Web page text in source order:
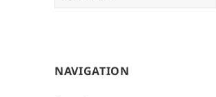
nach:
NAVIGATION